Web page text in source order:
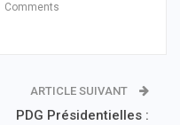
Comments
ARTICLE SUIVANT
PDG Présidentielles :